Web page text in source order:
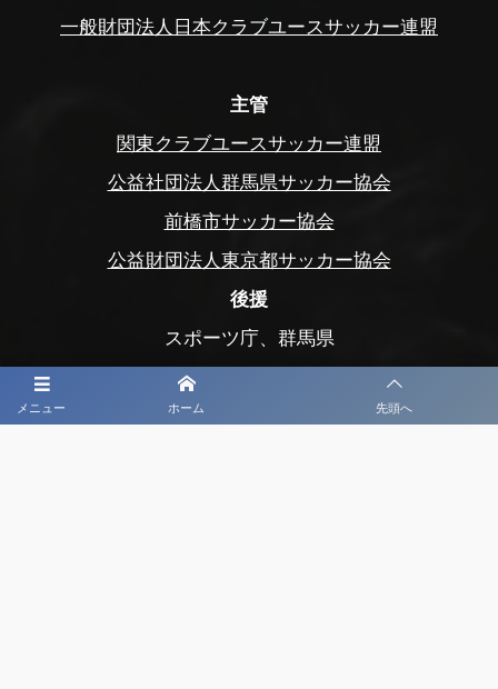
メニュー ホーム 先頭へ
一般財団法人日本クラブユースサッカー連盟
主管
関東クラブユースサッカー連盟
公益社団法人群馬県サッカー協会
前橋市サッカー協会
公益財団法人東京都サッカー協会
後援
スポーツ庁、群馬県
群馬県教育委員会
前橋市、前橋市教育委員会